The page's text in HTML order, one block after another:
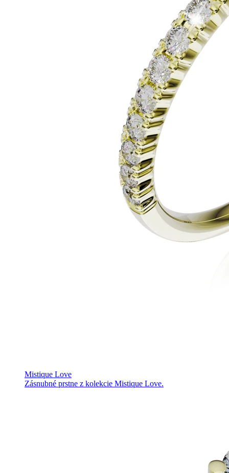
Mistique Love
Zásnubné prstne z kolekcie Mistique Love.